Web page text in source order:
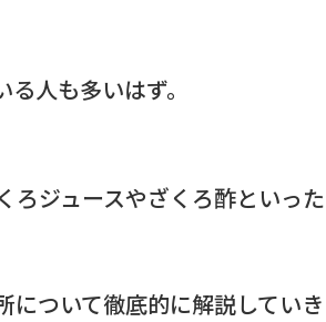
人も多いはず。
ろジュースやざくろ酢といった
について徹底的に解説していき